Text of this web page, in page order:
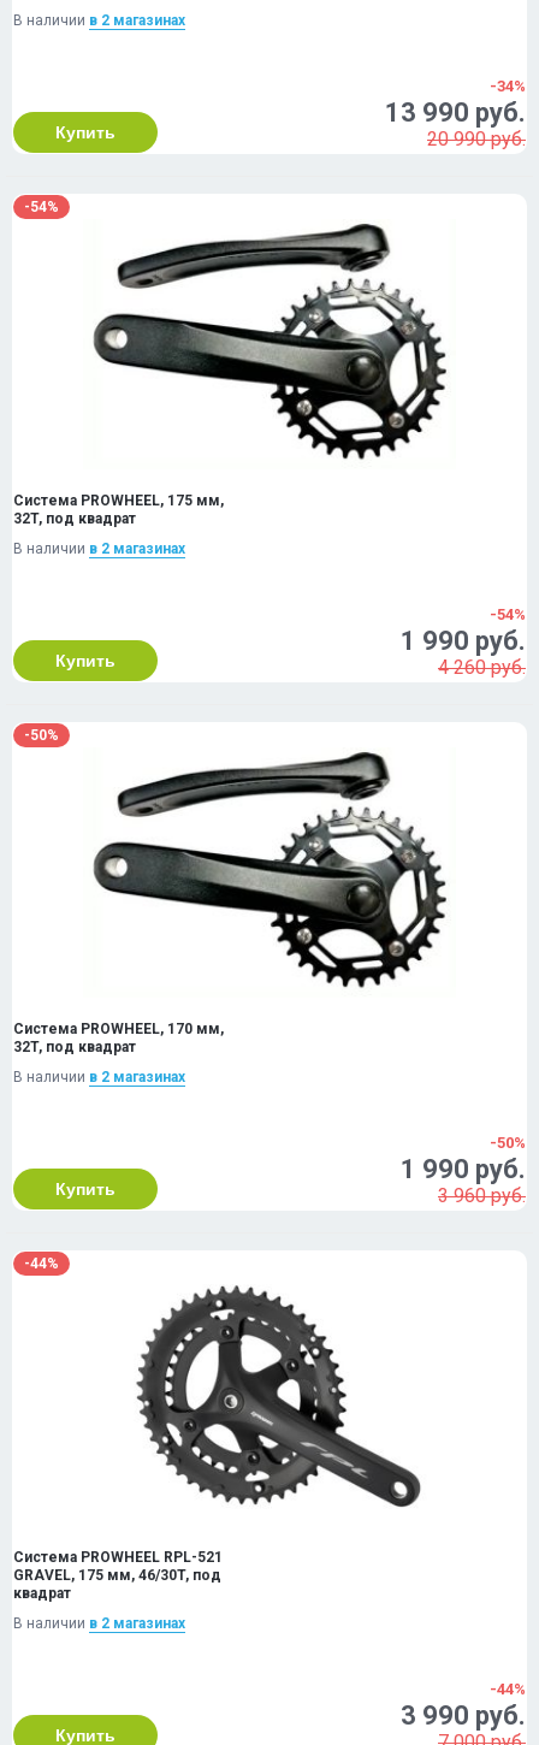
В наличии в 2 магазинах
Купить
-34%
13 990 руб.
20 990 руб.
-54%
Система PROWHEEL, 175 мм,
32T, под квадрат
В наличии в 2 магазинах
Купить
-54%
1 990 руб.
4 260 руб.
-50%
Система PROWHEEL, 170 мм,
32T, под квадрат
В наличии в 2 магазинах
Купить
-50%
1 990 руб.
3 960 руб.
-44%
Система PROWHEEL RPL-521
GRAVEL, 175 мм, 46/30T, под
квадрат
В наличии в 2 магазинах
Купить
-44%
3 990 руб.